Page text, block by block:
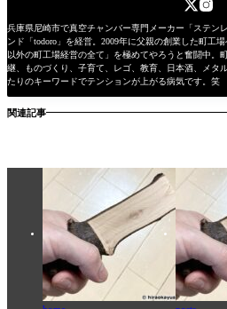
兵庫県尼崎市で真空チャンバー専門メーカー「ステン
ンド「todoro」を経営。2009年に父親の創業した町工
以外の町工場経営の全て」を極めてやろうと奮闘中。
継、ものづくり、子育て、レゴ、教育、日本酒、メタ
たりのキーワードでテンションが上がる病気です。笑
関連記事